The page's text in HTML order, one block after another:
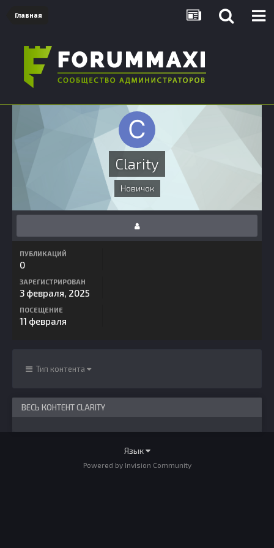
Главная
Clarity
Новичок
ПУБЛИКАЦИЙ
0
ЗАРЕГИСТРИРОВАН
3 февраля, 2025
ПОСЕЩЕНИЕ
11 февраля
Тип контента
ВЕСЬ КОНТЕНТ CLARITY
Язык
Powered by Invision Community